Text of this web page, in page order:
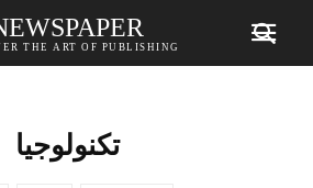
THE ART OF PUBLISHING
تكنولوجيا